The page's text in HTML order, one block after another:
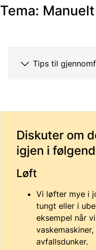
Tema:
Tips til
Diskuter om
igjen i
Løft
Vi løfter mye i
tungt eller i
eksempel når
avfallsdunker.